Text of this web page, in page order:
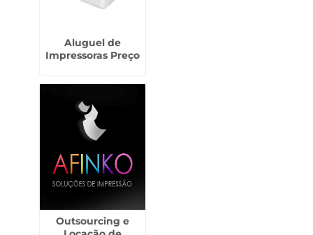
Aluguel de
Impressoras Preço
Outsourcing e